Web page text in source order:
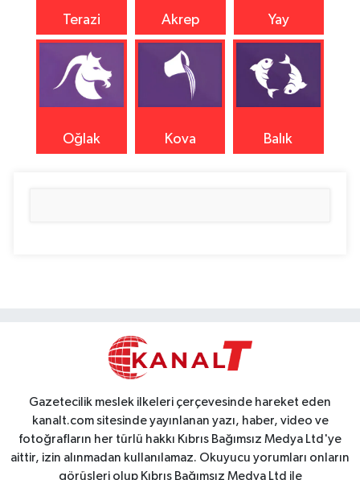
Terazi Akrep Yay
Oğlak Kova Balık
Gazetecilik meslek ilkeleri çerçevesinde hareket eden
kanalt.com sitesinde yayınlanan yazı, haber, video ve
fotoğrafların her türlü hakkı Kıbrıs Bağımsız Medya Ltd'ye
aittir, izin alınmadan kullanılamaz. Okuyucu yorumları onların
görüşleri olup Kıbrıs Bağımsız Medya Ltd ile